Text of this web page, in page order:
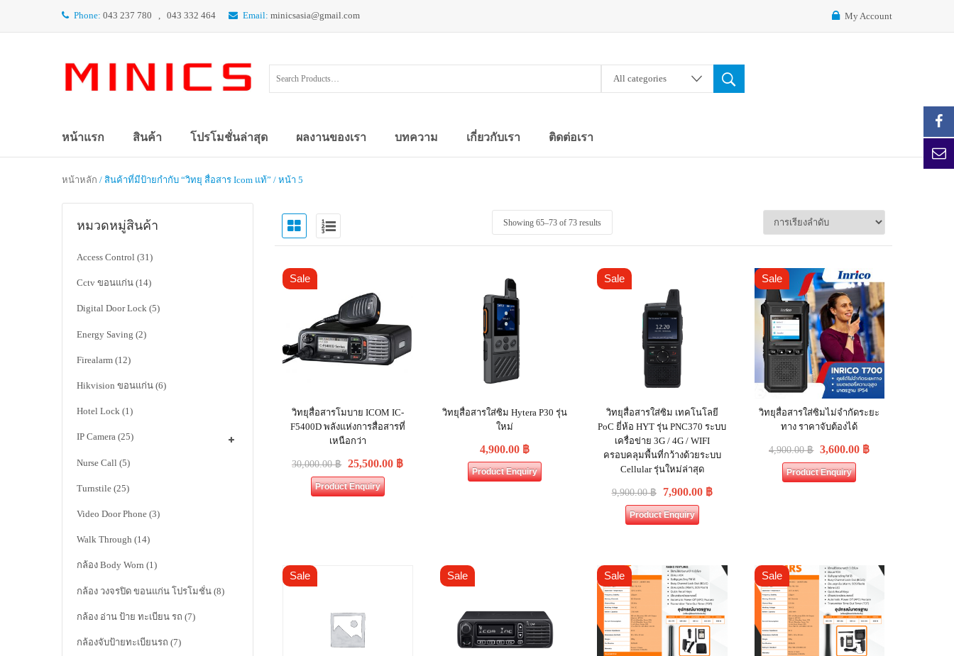
Phone: 043 237 780 , 043 332 464 Email: minicsasia@gmail.com My Account
All categories
หน้าแรก สินค้า โปรโมชั่นล่าสุด ผลงานของเรา บทความ เกี่ยวกับเรา ติดต่อเรา
หน้าหลัก / สินค้าที่มีป้ายกำกับ “วิทยุ สื่อสาร Icom แท้” / หน้า 5
หมวดหมู่สินค้า
Access Control (31)
Cctv ขอนแก่น (14)
Digital Door Lock (5)
Energy Saving (2)
Firealarm (12)
Hikvision ขอนแก่น (6)
Hotel Lock (1)
IP Camera (25)
Nurse Call (5)
Turnstile (25)
Video Door Phone (3)
Walk Through (14)
กล้อง Body Worn (1)
กล้อง วงจรปิด ขอนแก่น โปรโมชั่น (8)
กล้อง อ่าน ป้าย ทะเบียน รถ (7)
กล้องจับป้ายทะเบียนรถ (7)
Showing 65–73of 73 results
Sale
วิทยุสื่อสารโมบาย ICOM IC-
F5400D พลังแห่งการสื่อสารที่
เหนือกว่า
30,000.00฿ 25,500.00 ฿
Product Enquiry
วิทยุสื่อสารใส่ซิม Hytera P30 รุ่น
ใหม่
4,900.00 ฿
Product Enquiry
Sale
วิทยุสื่อสารใส่ซิม เทคโนโลยี
PoC ยี่ห้อ HYT รุ่น PNC370 ระบบ
เครื่อข่าย 3G / 4G / WIFI
ครอบคลุมพื้นที่กว้างด้วยระบบ
Cellular รุ่นใหม่ล่าสุด
9,900.00฿ 7,900.00 ฿
Product Enquiry
Sale
วิทยุสื่อสารใส่ซิมไม่จำกัดระยะ
ทาง ราคาจับต้องได้
4,900.00฿ 3,600.00 ฿
Product Enquiry
Sale Sale Sale Sale